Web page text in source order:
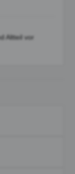
Altteil vor